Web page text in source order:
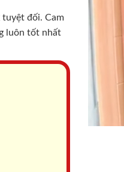
tuyệt đối. Cam
luôn tốt nhất